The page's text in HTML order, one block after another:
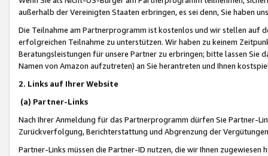
außerhalb der Vereinigten Staaten erbringen, es sei denn, Sie haben
Die Teilnahme am Partnerprogramm ist kostenlos und wir stellen auf
erfolgreichen Teilnahme zu unterstützen. Wir haben zu keinem
Beratungsleistungen für unsere Partner zu erbringen; bitte lassen Sie
Namen von Amazon aufzutreten) an Sie herantreten und Ihnen
2. Links auf Ihrer Website
(a) Partner-Links
Nach Ihrer Anmeldung für das Partnerprogramm dürfen Sie Partner-
Zurückverfolgung, Berichterstattung und Abgrenzung der
Partner-Links müssen die Partner-ID nutzen, die wir Ihnen zugewiesen